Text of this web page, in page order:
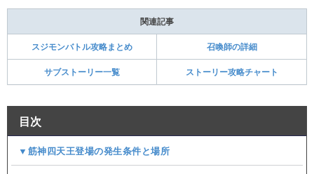
関連記事
スジモンバトル攻略まとめ 召喚師の詳細
サブストーリー一覧 ストーリー攻略チャート
目次
▼筋神四天王登場の発生条件と場所